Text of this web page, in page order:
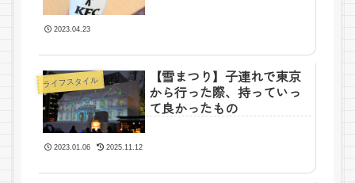
2023.04.23
ライフスタイル
【雪まつり】子連れで東京
から行った際、持っていっ
て良かったもの
2023.01.06 2025.11.12